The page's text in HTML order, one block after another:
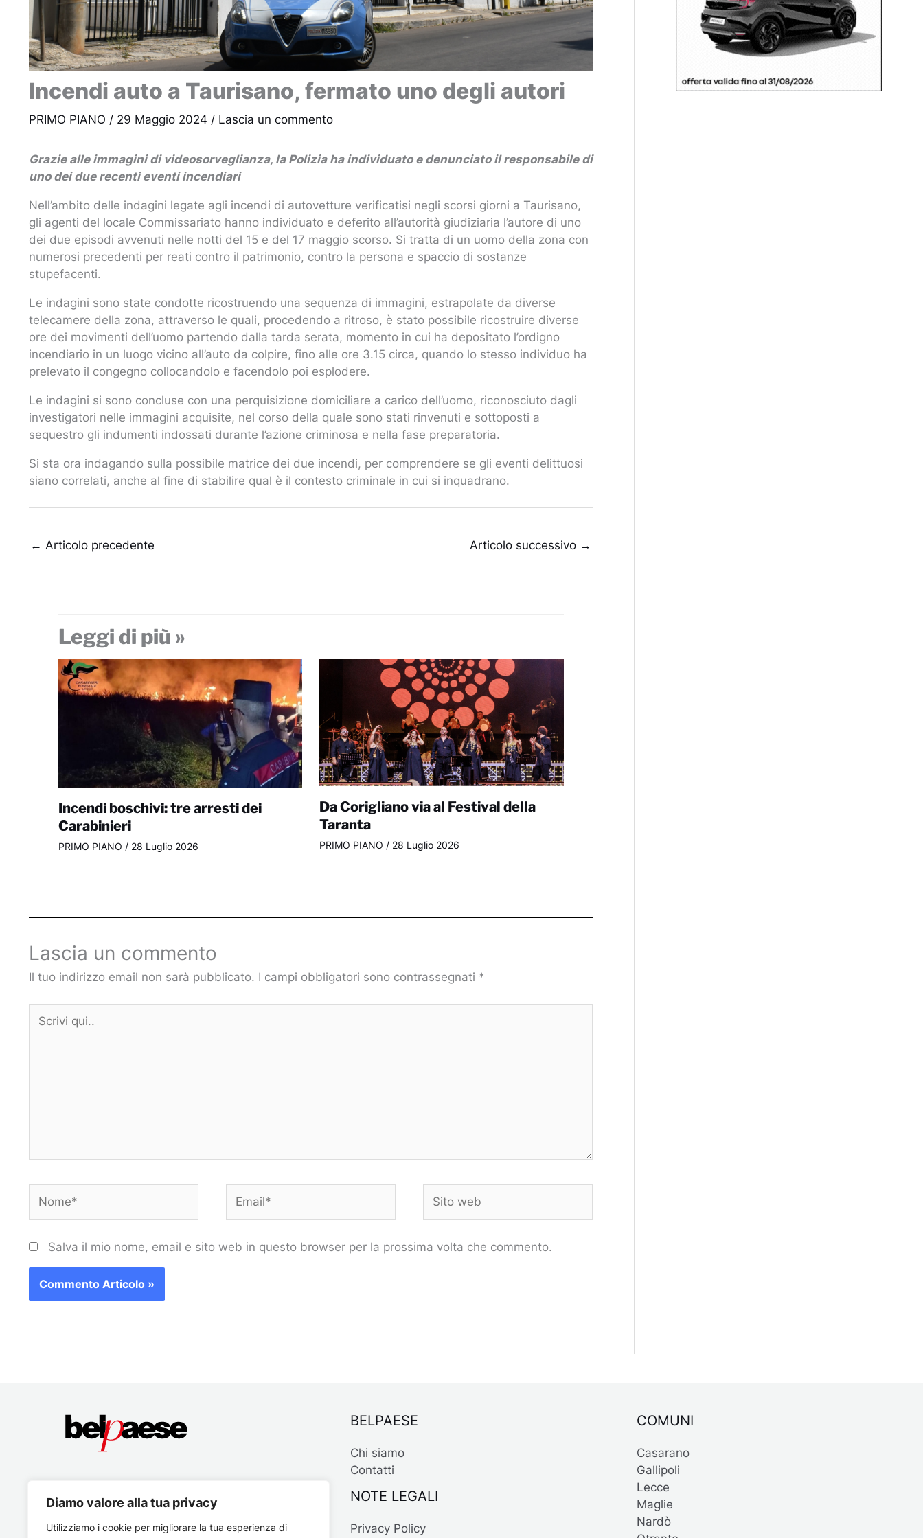
Diamo valore alla tua privacy
Utilizziamo i cookie per migliorare la tua esperienza di
Incendi auto a Taurisano, fermato uno degli autori
PRIMO PIANO / 29 Maggio 2024 / Lascia un commento
Grazie alle immagini di videosorveglianza, la Polizia ha individuato e denunciato il responsabile di
uno dei due recenti eventi incendiari
Nell’ambito delle indagini legate agli incendi di autovetture verificatisi negli scorsi giorni a Taurisano,
gli agenti del locale Commissariato hanno individuato e deferito all’autorità giudiziaria l’autore di uno
dei due episodi avvenuti nelle notti del 15 e del 17 maggio scorso. Si tratta di un uomo della zona con
numerosi precedenti per reati contro il patrimonio, contro la persona e spaccio di sostanze
stupefacenti.
Le indagini sono state condotte ricostruendo una sequenza di immagini, estrapolate da diverse
telecamere della zona, attraverso le quali, procedendo a ritroso, è stato possibile ricostruire diverse
ore dei movimenti dell’uomo partendo dalla tarda serata, momento in cui ha depositato l’ordigno
incendiario in un luogo vicino all’auto da colpire, fino alle ore 3.15 circa, quando lo stesso individuo ha
prelevato il congegno collocandolo e facendolo poi esplodere.
Le indagini si sono concluse con una perquisizione domiciliare a carico dell’uomo, riconosciuto dagli
investigatori nelle immagini acquisite, nel corso della quale sono stati rinvenuti e sottoposti a
sequestro gli indumenti indossati durante l’azione criminosa e nella fase preparatoria.
Si sta ora indagando sulla possibile matrice dei due incendi, per comprendere se gli eventi delittuosi
siano correlati, anche al fine di stabilire qual è il contesto criminale in cui si inquadrano.
← Articolo precedente Articolo successivo →
Leggi di più »
Incendi boschivi: tre arresti dei
Carabinieri
PRIMO PIANO / 28 Luglio 2026
Da Corigliano via al Festival della
Taranta
PRIMO PIANO / 28 Luglio 2026
Lascia un commento
Il tuo indirizzo email non sarà pubblicato. I campi obbligatori sono contrassegnati *
qui..
web
Salva il mio nome, email e sito web in questo browser per la prossima volta che commento.
BELPAESE
Chi siamo
Contatti
NOTE LEGALI
Privacy Policy
COMUNI
Casarano
Gallipoli
Lecce
Maglie
Nardò